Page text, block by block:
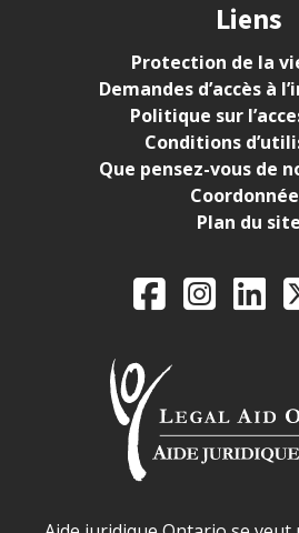
Liens
Protection de la
Demandes d’accès à
Politique sur
Conditions
Que pensez-vous de
Plan du site
Facebook